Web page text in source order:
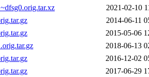
2021-02-10
2014-06-11
2015-05-06
2018-06-13
2016-12-02
2017-06-29